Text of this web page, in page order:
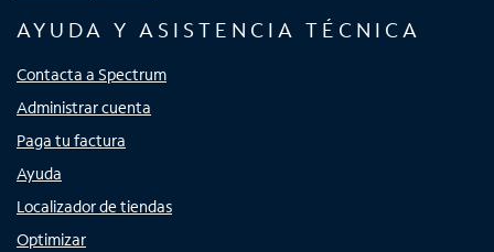
AYUDA Y ASISTENCIA TÉCNICA
Contacta a Spectrum
Administrar cuenta
Paga tu factura
Ayuda
Localizador de tiendas
Optimizar